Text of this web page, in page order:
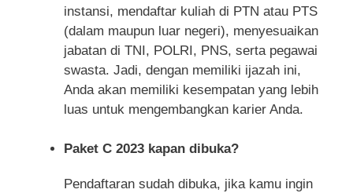
instansi, mendaftar kuliah di PTN atau PTS
(dalam maupun luar negeri), menyesuaikan
jabatan di TNI, POLRI, PNS, serta pegawai
swasta. Jadi, dengan memiliki ijazah ini,
Anda akan memiliki kesempatan yang lebih
luas untuk mengembangkan karier Anda.
Paket C 2023 kapan dibuka?
Pendaftaran sudah dibuka, jika kamu ingin